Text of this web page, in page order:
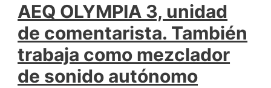
AEQ OLYMPIA 3, unidad
de comentarista. También
trabaja como mezclador
de sonido autónomo